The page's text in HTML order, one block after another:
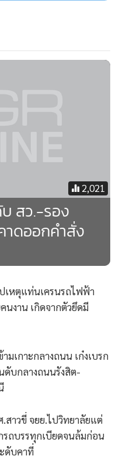
2,021
สว.-รอง
าดออกคำสั่ง
เหตุแท่นเครนรถไฟฟ้า
งาน เกิดจากตัวยึดมี
ามเกาะกลางถนน เก๋งเบรก
ดับกลางถนนรังสิต-
สาวขี่ จยย.ไปวิทยาลัยแต่
รถบรรทุกเบียดจนล้มก่อน
ดับคาที่